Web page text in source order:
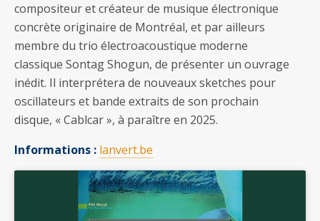
compositeur et créateur de musique électronique
concrète originaire de Montréal, et par ailleurs
membre du trio électroacoustique moderne
classique Sontag Shogun, de présenter un ouvrage
inédit. Il interprétera de nouveaux sketches pour
oscillateurs et bande extraits de son prochain
disque, « Cablcar », à paraître en 2025.
Informations : lanvert.be